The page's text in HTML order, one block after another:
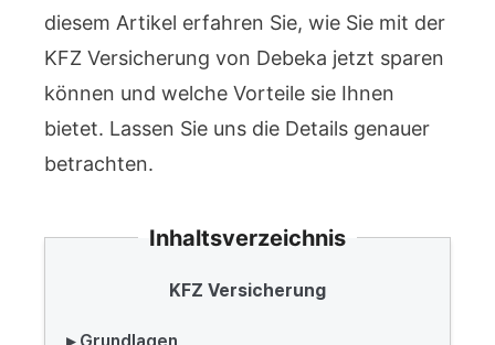
diesem Artikel erfahren Sie, wie Sie mit der
KFZ Versicherung von Debeka jetzt sparen
können und welche Vorteile sie Ihnen
bietet. Lassen Sie uns die Details genauer
betrachten.
Inhaltsverzeichnis
KFZ Versicherung